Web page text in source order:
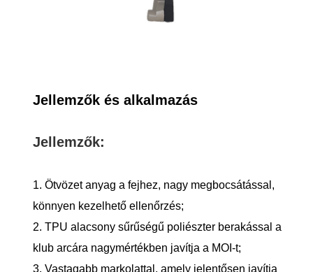
Jellemzők és alkalmazás
Jellemzők:
1. Ötvözet anyag a fejhez, nagy megbocsátással,
könnyen kezelhető ellenőrzés;
2. TPU alacsony sűrűségű poliészter berakással a
klub arcára nagymértékben javítja a MOI-t;
3. Vastagabb markolattal, amely jelentősen javítja